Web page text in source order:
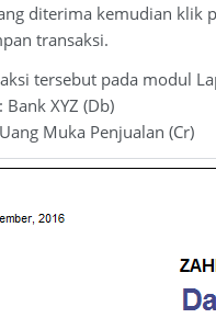
diterima kemudian klik
transaksi.
tersebut pada modul
XYZ (Db)
(Cr)